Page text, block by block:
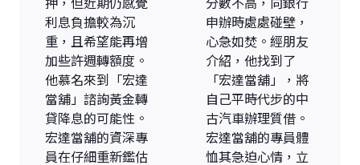
利息負擔較為沉
重，且希望能再增
加些許週轉額度。
他慕名來到「宏達
當舖」諮詢黃金轉
貸降息的可能性。
宏達當舖的資深專
員在仔細重新鑑估
申辦時處處碰壁，
心急如焚。經朋友
介紹，他找到了
「宏達當舖」，將
自己平時代步的中
古汽車辦理質借。
宏達當舖的專員體
恤其急迫心情，立